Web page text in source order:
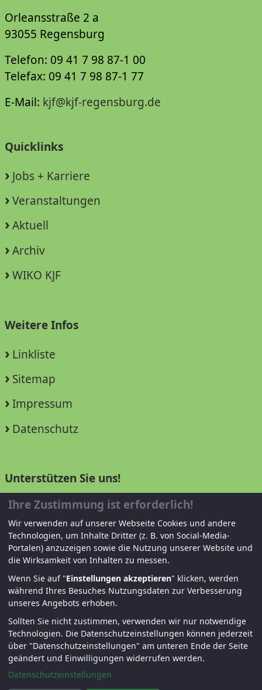
Orleansstraße 2 a
93055 Regensburg
Telefon: 09 41 7 98 87-1 00
Telefax: 09 41 7 98 87-1 77
E-Mail: kjf@kjf-regensburg.de
Quicklinks
Jobs + Karriere
Veranstaltungen
Aktuell
Archiv
WIKO KJF
Weitere Infos
Linkliste
Sitemap
Impressum
Datenschutz
Unterstützen Sie uns!
Mitglied werden
Spenden und helfen
© KJF Regensburg – Alle Rechte vorbehalten. |
Fernwartung|Anmelden
Ihre Zustimmung ist erforderlich!
Wir verwenden auf unserer Webseite Cookies und andere
Technologien, um Inhalte Dritter (z. B. von Social-Media-
Portalen) anzuzeigen sowie die Nutzung unserer Website und
die Wirksamkeit von Inhalten zu messen.
Wenn Sie auf "Einstellungen akzeptieren" klicken, werden
während Ihres Besuches Nutzungsdaten zur Verbesserung
unseres Angebots erhoben.
Sollten Sie nicht zustimmen, verwenden wir nur notwendige
Technologien. Die Datenschutzeinstellungen können jederzeit
über "Datenschutzeinstellungen" am unteren Ende der Seite
geändert und Einwilligungen widerrufen werden.
Datenschutzeinstellungen